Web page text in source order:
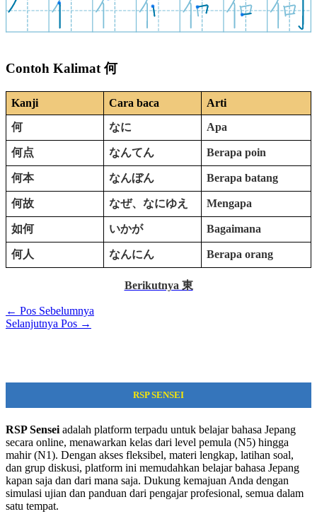
Contoh Kalimat 何
Kanji Cara baca
Arti
何
なに Apa
何点 なんてん Berapa poin
何本 なんぼん Berapa batang
何故 なぜ、なにゆえ Mengapa
如何 いかが Bagaimana
何人 なんにん Berapa orang
Berikutnya 東
← Pos Sebelumnya
Selanjutnya Pos →
RSP SENSEI
RSP Sensei adalah platform terpadu untuk belajar bahasa Jepang
secara online, menawarkan kelas dari level pemula (N5) hingga
mahir (N1). Dengan akses fleksibel, materi lengkap, latihan soal,
dan grup diskusi, platform ini memudahkan belajar bahasa Jepang
kapan saja dan dari mana saja. Dukung kemajuan Anda dengan
simulasi ujian dan panduan dari pengajar profesional, semua dalam
satu tempat.